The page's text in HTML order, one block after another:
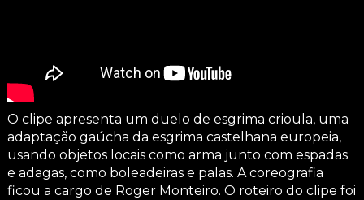
O clipe apresenta um duelo de esgrima crioula, uma
adaptação gaúcha da esgrima castelhana europeia,
usando objetos locais como arma junto com espadas
e adagas, como boleadeiras e palas. A coreografia
ficou a cargo de Roger Monteiro. O roteiro do clipe foi